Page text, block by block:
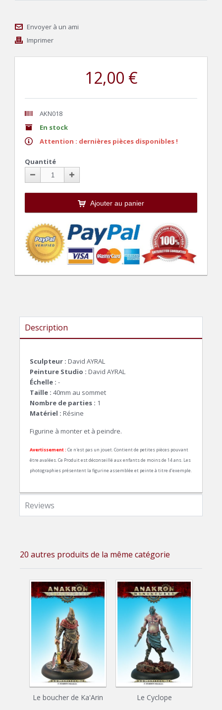
Envoyer à un ami
Imprimer
12,00 €
AKN018
En stock
Attention : dernières pièces disponibles !
Quantité
Ajouter au panier
Description
Sculpteur : David AYRAL
Peinture Studio : David AYRAL
Échelle : -
Taille : 40mm au sommet
Nombre de parties : 1
Matériel : Résine
Figurine à monter et à peindre.
Avertissement : Ce n'est pas un jouet. Contient de petites pièces pouvant
être avalées. Ce Produit est déconseillé aux enfants de moins de 14 ans. Les
photographies présentent la figurine assemblée et peinte à titre d’exemple.
Reviews
20 autres produits de la même catégorie
Le boucher de Ka'Arin Le Cyclope